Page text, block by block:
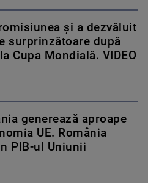
şi a dezvăluit
surprinzătoare după
Cupa Mondială. VIDEO
generează aproape
UE. România
PIB-ul Uniunii